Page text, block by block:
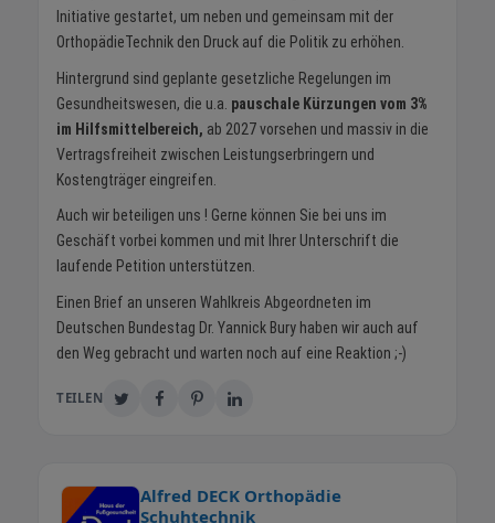
Initiative gestartet, um neben und gemeinsam mit der
OrthopädieTechnik den Druck auf die Politik zu erhöhen.
Hintergrund sind geplante gesetzliche Regelungen im
Gesundheitswesen, die u.a. pauschale Kürzungen vom 3%
im Hilfsmittelbereich, ab 2027 vorsehen und massiv in die
Vertragsfreiheit zwischen Leistungserbringern und
Kostengträger eingreifen.
Auch wir beteiligen uns ! Gerne können Sie bei uns im
Geschäft vorbei kommen und mit Ihrer Unterschrift die
laufende Petition unterstützen.
Einen Brief an unseren Wahlkreis Abgeordneten im
Deutschen Bundestag Dr. Yannick Bury haben wir auch auf
den Weg gebracht und warten noch auf eine Reaktion ;-)
TEILEN
Alfred DECK Orthopädie
Schuhtechnik